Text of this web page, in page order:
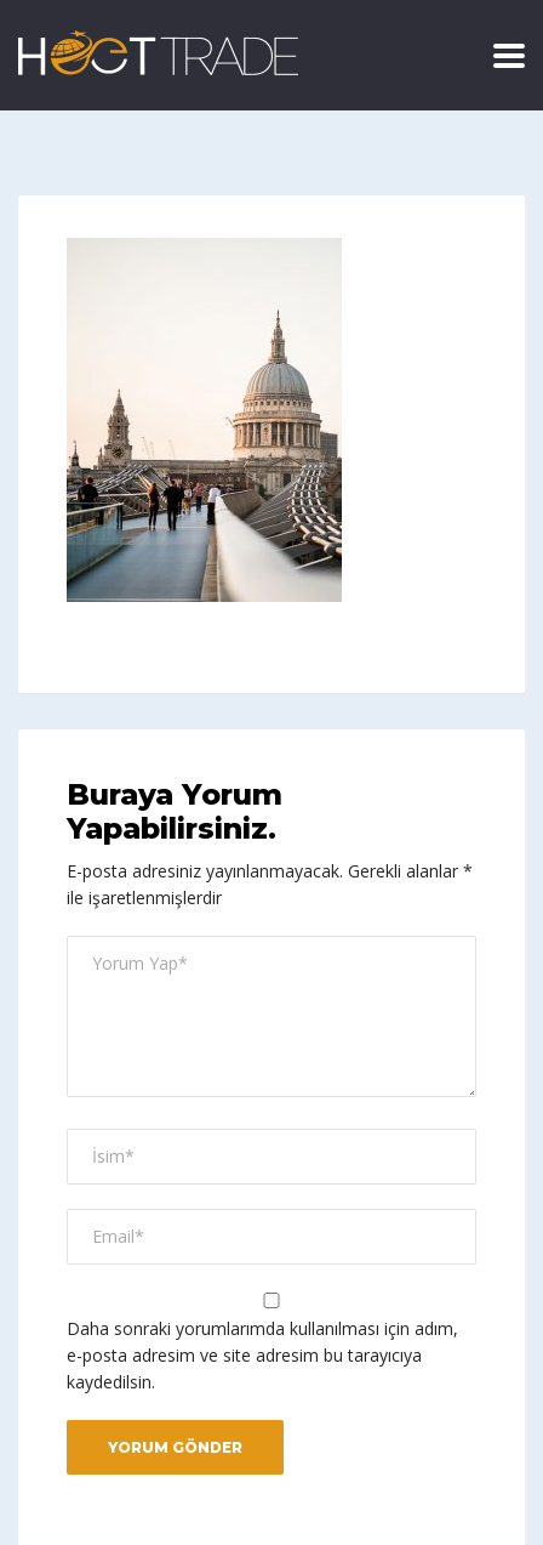
Buraya Yorum
Yapabilirsiniz.
E-posta adresiniz yayınlanmayacak. Gerekli alanlar *
ile işaretlenmişlerdir
Daha sonraki yorumlarımda kullanılması için adım,
e-posta adresim ve site adresim bu tarayıcıya
kaydedilsin.